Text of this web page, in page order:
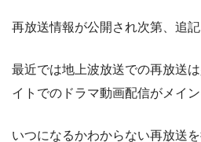
再放送情報が公開され次第、追記
最近では地上波放送での再放送
イトでのドラマ動画配信がメイ
いつになるかわからない再放送